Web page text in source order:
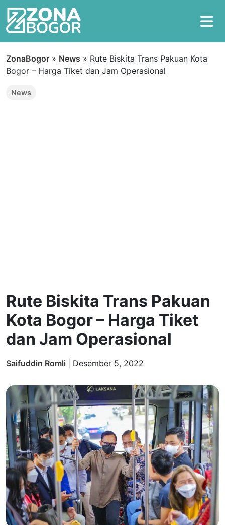
ZonaBogor » News » Rute Biskita Trans Pakuan Kota
Bogor – Harga Tiket dan Jam Operasional
News
Rute Biskita Trans Pakuan
Kota Bogor – Harga Tiket
dan Jam Operasional
Saifuddin Romli Desember 5, 2022